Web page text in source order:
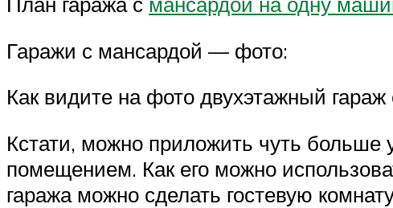
Гаражи с мансардой — фото:
Как видите на фото двухэтажный
Кстати, можно приложить чуть
помещением. Как его можно
гаража можно сделать гостевую